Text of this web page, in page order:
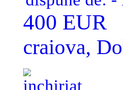
mobilat -
locuri de
400 EUR
craiova,
inchiriat